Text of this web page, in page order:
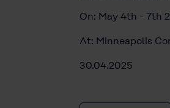
On: May 4th - 7th
At: Minneapolis
30.04.2025